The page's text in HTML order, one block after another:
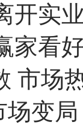
开实
家看
市场
变